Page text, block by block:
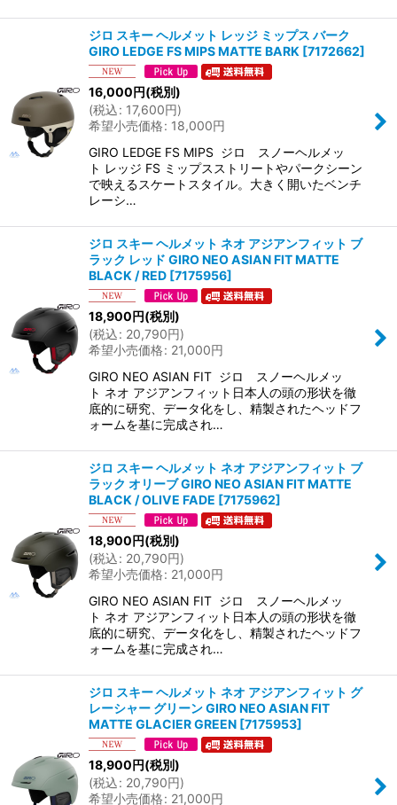
ジロ スキー ヘルメット レッジ ミップス バーク
GIRO LEDGE FS MIPS MATTE BARK [7172662]
16,000円(税別)
(税込: 17,600円)
希望小売価格: 18,000円
GIRO LEDGE FS MIPS ジロ スノーヘルメッ
ト レッジ FS ミップスストリートやパークシーン
で映えるスケートスタイル。大きく開いたベンチ
レーシ…
ジロ スキー ヘルメット ネオ アジアンフィット ブ
ラック レッド GIRO NEO ASIAN FIT MATTE
BLACK / RED [7175956]
18,900円(税別)
(税込: 20,790円)
希望小売価格: 21,000円
GIRO NEO ASIAN FIT ジロ スノーヘルメッ
ト ネオ アジアンフィット日本人の頭の形状を徹
底的に研究、データ化をし、精製されたヘッドフ
ォームを基に完成され…
ジロ スキー ヘルメット ネオ アジアンフィット ブ
ラック オリーブ GIRO NEO ASIAN FIT MATTE
BLACK / OLIVE FADE [7175962]
18,900円(税別)
(税込: 20,790円)
希望小売価格: 21,000円
GIRO NEO ASIAN FIT ジロ スノーヘルメッ
ト ネオ アジアンフィット日本人の頭の形状を徹
底的に研究、データ化をし、精製されたヘッドフ
ォームを基に完成され…
ジロ スキー ヘルメット ネオ アジアンフィット グ
レーシャー グリーン GIRO NEO ASIAN FIT
MATTE GLACIER GREEN [7175953]
18,900円(税別)
(税込: 20,790円)
希望小売価格: 21,000円